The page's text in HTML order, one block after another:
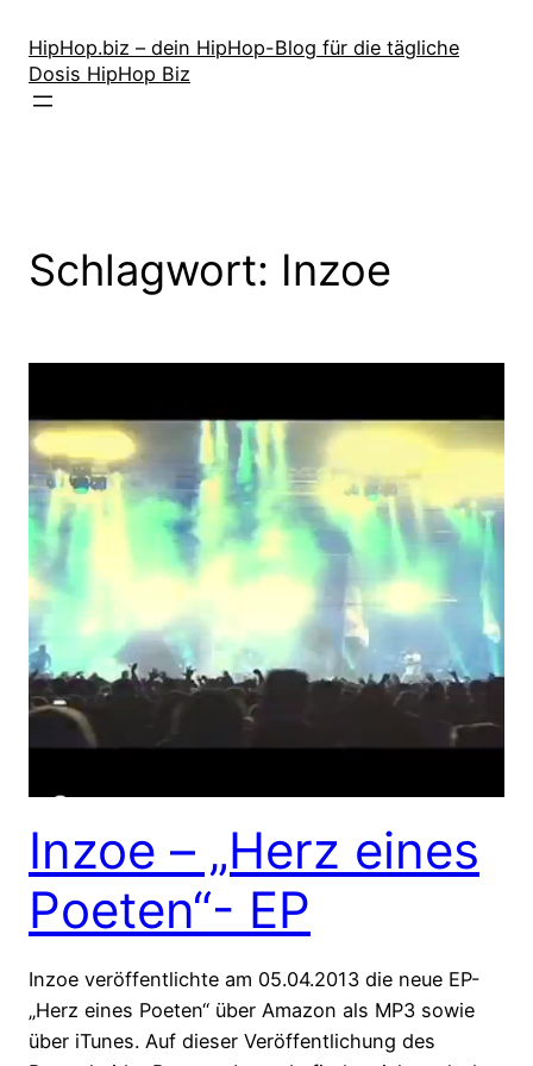
Inhalt
springen
HipHop.biz – dein HipHop-Blog für die tägliche
Dosis HipHop Biz
Schlagwort: Inzoe
Inzoe – „Herz eines
Poeten“- EP
Inzoe veröffentlichte am 05.04.2013 die neue EP-
„Herz eines Poeten“ über Amazon als MP3 sowie
über iTunes. Auf dieser Veröffentlichung des